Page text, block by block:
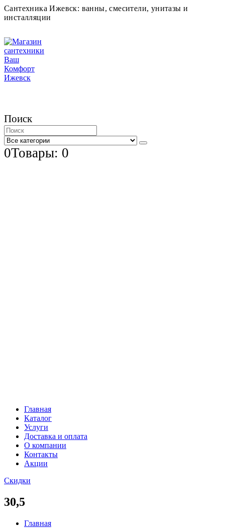
Сантехника Ижевск: ванны, смесители, унитазы и
инсталляции
Поиск
0Товары: 0
Главная
Каталог
Услуги
Доставка и оплата
О компании
Контакты
Акции
Скидки
30,5
Главная